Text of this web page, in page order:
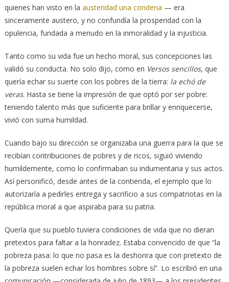
quienes han visto en la austeridad una condena — era
sinceramente austero, y no confundía la prosperidad con la
opulencia, fundada a menudo en la inmoralidad y la injusticia.
Tanto como su vida fue un hecho moral, sus concepciones las
validó su conducta. No solo dijo, como en Versos sencillos, que
quería echar su suerte con los pobres de la tierra: la echó de
veras. Hasta se tiene la impresión de que optó por ser pobre:
teniendo talento más que suficiente para brillar y enriquecerse,
vivió con suma humildad.
Cuando bajo su dirección se organizaba una guerra para la que se
recibían contribuciones de pobres y de ricos, siguió viviendo
humildemente, como lo confirmaban su indumentaria y sus actos.
Así personificó, desde antes de la contienda, el ejemplo que lo
autorizaría a pedirles entrega y sacrificio a sus compatriotas en la
república moral a que aspiraba para su patria.
Quería que su pueblo tuviera condiciones de vida que no dieran
pretextos para faltar a la honradez. Estaba convencido de que “la
pobreza pasa: lo que no pasa es la deshonra que con pretexto de
la pobreza suelen echar los hombres sobre sí”. Lo escribió en una